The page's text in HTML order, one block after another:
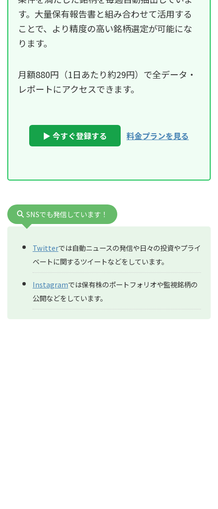
す。大量保有報告書と組み合わせて活用する
ことで、より精度の高い銘柄選定が可能にな
ります。
月額880円（1日あたり約29円）で全データ・
レポートにアクセスできます。
▶ 今すぐ登録する 料金プランを見る
SNSでも発信しています！
Twitterでは自動ニュースの発信や日々の投資やプライ
ベートに関するツイートなどをしています。
Instagramでは保有株のポートフォリオや監視銘柄の
公開などをしています。